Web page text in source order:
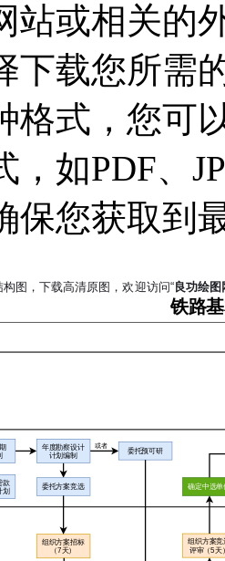
站或相关的
下载您所需
格式，您可
，如PDF、
保您获取到